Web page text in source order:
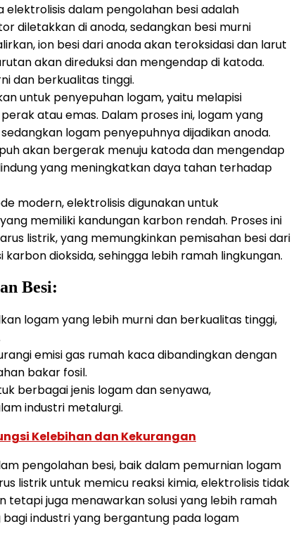
elektrolisis dalam pengolahan besi adalah
diletakkan di anoda, sedangkan besi murni
ion besi dari anoda akan teroksidasi dan larut
akan direduksi dan mengendap di katoda.
dan berkualitas tinggi.
untuk penyepuhan logam, yaitu melapisi
atau emas. Dalam proses ini, logam yang
logam penyepuhnya dijadikan anoda.
akan bergerak menuju katoda dan mengendap
yang meningkatkan daya tahan terhadap
modern, elektrolisis digunakan untuk
memiliki kandungan karbon rendah. Proses ini
listrik, yang memungkinkan pemisahan besi dari
dioksida, sehingga lebih ramah lingkungan.
Besi:
logam yang lebih murni dan berkualitas tinggi,
emisi gas rumah kaca dibandingkan dengan
bakar fosil.
berbagai jenis logam dan senyawa,
industri metalurgi.
Kelebihan dan Kekurangan
pengolahan besi, baik dalam pemurnian logam
listrik untuk memicu reaksi kimia, elektrolisis tidak
tetapi juga menawarkan solusi yang lebih ramah
industri yang bergantung pada logam